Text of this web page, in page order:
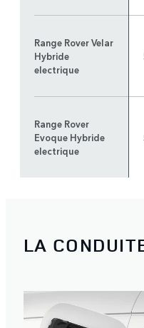
Range Rover Velar
Hybride
electrique
Range Rover
Evoque Hybride
electrique
LA